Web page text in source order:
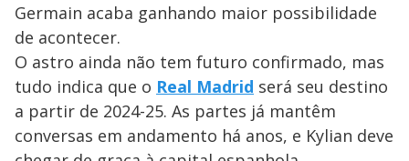
Germain acaba ganhando maior possibilidade
de acontecer.
O astro ainda não tem futuro confirmado, mas
tudo indica que o Real Madrid será seu destino
a partir de 2024-25. As partes já mantêm
conversas em andamento há anos, e Kylian deve